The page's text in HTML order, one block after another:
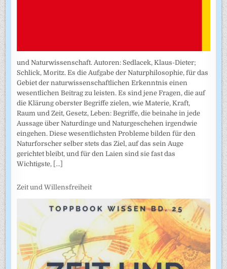
und Naturwissenschaft. Autoren: Sedlacek, Klaus-Dieter;
Schlick, Moritz. Es die Aufgabe der Naturphilosophie, für das
Gebiet der naturwissenschaftlichen Erkenntnis einen
wesentlichen Beitrag zu leisten. Es sind jene Fragen, die auf
die Klärung oberster Begriffe zielen, wie Materie, Kraft,
Raum und Zeit, Gesetz, Leben: Begriffe, die beinahe in jede
Aussage über Naturdinge und Naturgeschehen irgendwie
eingehen. Diese wesentlichsten Probleme bilden für den
Naturforscher selber stets das Ziel, auf das sein Auge
gerichtet bleibt, und für den Laien sind sie fast das
Wichtigste, [...]
Zeit und Willensfreiheit